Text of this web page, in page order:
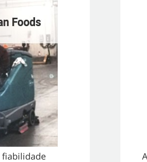
fiabilidade